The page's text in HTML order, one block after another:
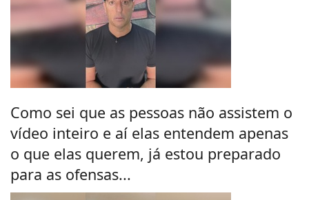
Como sei que as pessoas não assistem o
vídeo inteiro e aí elas entendem apenas
o que elas querem, já estou preparado
para as ofensas...